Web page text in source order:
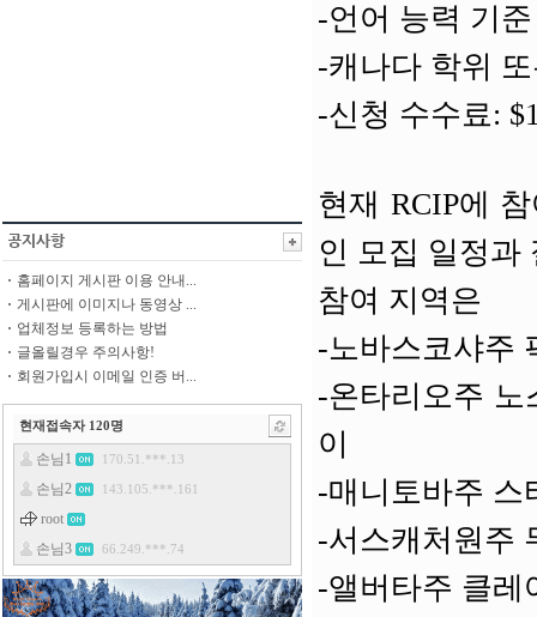
홈페이지 게시판 이용 안내...
게시판에 이미지나 동영상 ...
업체정보 등록하는 방법
글올릴경우 주의사항!
회원가입시 이메일 인증 버...
현재접속자 120명
-언어 능력 기
-캐나다 학위
-신청 수수료:
현재 RCIP에
인 모집 일정과
참여 지역은
-노바스코샤주
-온타리오주 노
이
-매니토바주 스
-서스캐처원주
-앨버타주 클레